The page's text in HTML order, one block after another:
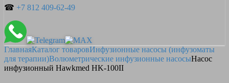
☎ +7 812 409-62-49
ГлавнаяКаталог товаровИнфузионные насосы (инфузоматы
для терапии)Волюметрические инфузионные насосыНасос
инфузионный Hawkmed HK-100II